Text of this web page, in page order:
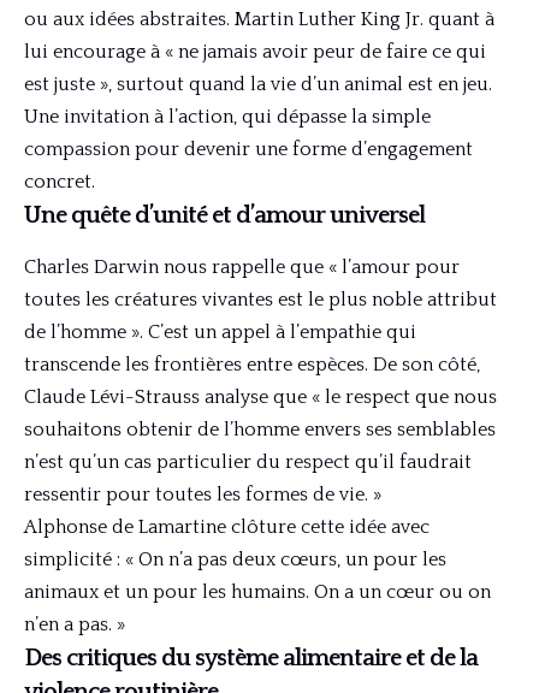
ou aux idées abstraites. Martin Luther King Jr. quant à
lui encourage à « ne jamais avoir peur de faire ce qui
est juste », surtout quand la vie d’un animal est en jeu.
Une invitation à l’action, qui dépasse la simple
compassion pour devenir une forme d’engagement
concret.
Une quête d’unité et d’amour universel
Charles Darwin nous rappelle que « l’amour pour
toutes les créatures vivantes est le plus noble attribut
de l’homme ». C’est un appel à l’empathie qui
transcende les frontières entre espèces. De son côté,
Claude Lévi-Strauss analyse que « le respect que nous
souhaitons obtenir de l’homme envers ses semblables
n’est qu’un cas particulier du respect qu’il faudrait
ressentir pour toutes les formes de vie. »
Alphonse de Lamartine clôture cette idée avec
simplicité : « On n’a pas deux cœurs, un pour les
animaux et un pour les humains. On a un cœur ou on
n’en a pas. »
Des critiques du système alimentaire et de la